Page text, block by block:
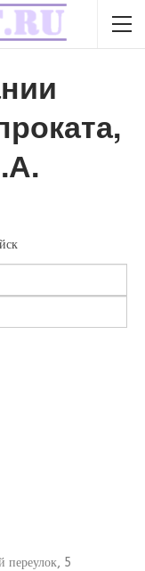
переулок, 5